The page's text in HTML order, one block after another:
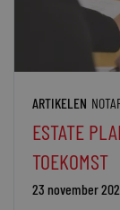
ARTIKELEN
ESTATE
TOEKOMST
23 november